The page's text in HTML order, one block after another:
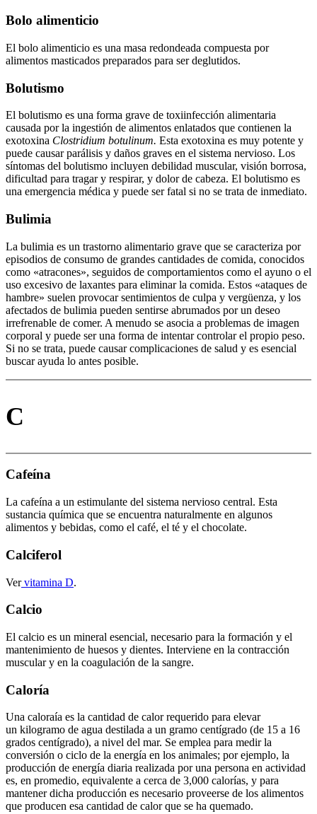
Bolo alimenticio
El bolo alimenticio es una masa redondeada compuesta por
alimentos masticados preparados para ser deglutidos.
Bolutismo
El bolutismo es una forma grave de toxiinfección alimentaria
causada por la ingestión de alimentos enlatados que contienen la
exotoxina Clostridium botulinum. Esta exotoxina es muy potente y
puede causar parálisis y daños graves en el sistema nervioso. Los
síntomas del bolutismo incluyen debilidad muscular, visión borrosa,
dificultad para tragar y respirar, y dolor de cabeza. El bolutismo es
una emergencia médica y puede ser fatal si no se trata de inmediato.
Bulimia
La bulimia es un trastorno alimentario grave que se caracteriza por
episodios de consumo de grandes cantidades de comida, conocidos
como «atracones», seguidos de comportamientos como el ayuno o el
uso excesivo de laxantes para eliminar la comida. Estos «ataques de
hambre» suelen provocar sentimientos de culpa y vergüenza, y los
afectados de bulimia pueden sentirse abrumados por un deseo
irrefrenable de comer. A menudo se asocia a problemas de imagen
corporal y puede ser una forma de intentar controlar el propio peso.
Si no se trata, puede causar complicaciones de salud y es esencial
buscar ayuda lo antes posible.
C
Cafeína
La cafeína a un estimulante del sistema nervioso central. Esta
sustancia química que se encuentra naturalmente en algunos
alimentos y bebidas, como el café, el té y el chocolate.
Calciferol
Vervitamina D.
Calcio
El calcio es un mineral esencial, necesario para la formación y el
mantenimiento de huesos y dientes. Interviene en la contracción
muscular y en la coagulación de la sangre.
Caloría
Una caloraía es la cantidad de calor requerido para elevar
un kilogramo de agua destilada a un gramo centígrado (de 15 a 16
grados centígrado), a nivel del mar. Se emplea para medir la
conversión o ciclo de la energía en los animales; por ejemplo, la
producción de energía diaria realizada por una persona en actividad
es, en promedio, equivalente a cerca de 3,000 calorías, y para
mantener dicha producción es necesario proveerse de los alimentos
que producen esa cantidad de calor que se ha quemado.